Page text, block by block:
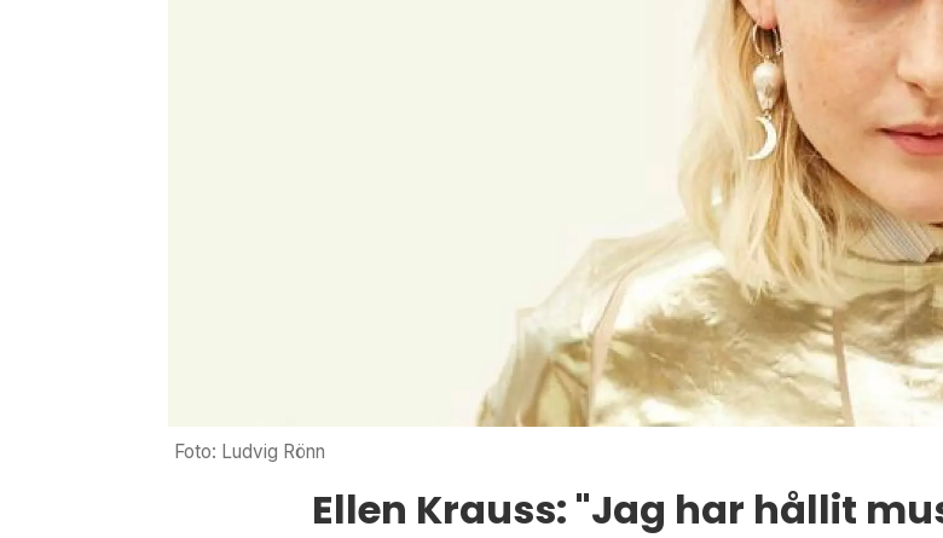
Foto: Ludvig Rönn
Ellen Krauss: "Jag har hållit